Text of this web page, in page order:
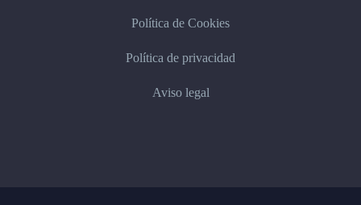
Política de Cookies
Política de privacidad
Aviso legal